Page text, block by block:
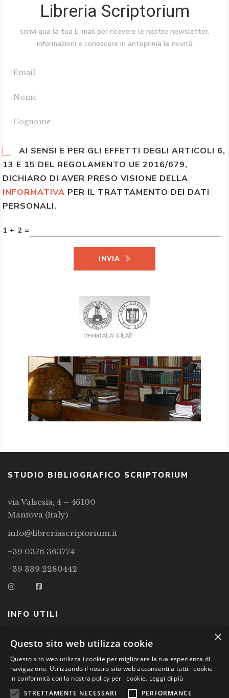
Libreria Scriptorium
scrivi qua la tua E-mail per ricevere le nostre newsletter,
informazioni e conoscere in anteprima le novità
AI SENSI E PER GLI EFFETTI DEGLI ARTICOLI 6,
13 E 15 DEL REGOLAMENTO UE 2016/679,
DICHIARO DI AVER PRESO VISIONE DELLA
INFORMATIVA PER IL TRATTAMENTO DEI DATI
PERSONALI.
1 + 2 =
INVIA
STUDIO BIBLIOGRAFICO SCRIPTORIUM
via Valsesia, 4 – 46100
Mantova (Italy)
info@libreriascriptorium.it
+39 0376 363774
+39 339 2280442
INFO UTILI
CONDIZIONI DI VENDITA
PRIVACY POLICY
COOKIE POLICY
×
Questo sito web utilizza cookie
Questo sito web utilizza i cookie per migliorare la tua esperienza di
navigazione. Utilizzando il nostro sito web acconsenti a tutti i cookie
in conformità con la nostra policy per i cookie. Leggi di più
STRETTAMENTE NECESSARI
PERFORMANCE